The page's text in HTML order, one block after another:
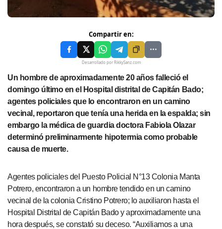
Compartir en:
Desarrollado por RikkySanz.com
Un hombre de aproximadamente 20 años falleció el
domingo último en el Hospital distrital de Capitán Bado;
agentes policiales que lo encontraron en un camino
vecinal, reportaron que tenía una herida en la espalda; sin
embargo la médica de guardia doctora Fabiola Olazar
determinó preliminarmente hipotermia como probable
causa de muerte.
Agentes policiales del Puesto Policial N°13 Colonia Manta
Potrero, encontraron a un hombre tendido en un camino
vecinal de la colonia Cristino Potrero; lo auxiliaron hasta el
Hospital Distrital de Capitán Bado y aproximadamente una
hora después, se constató su deceso. “Auxiliamos a una